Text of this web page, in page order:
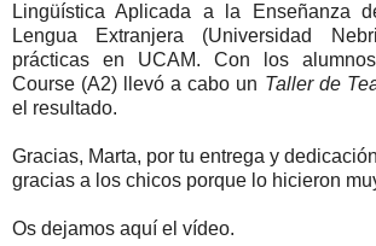
Lingüística Aplicada a la Enseñanza
Lengua Extranjera (Universidad
prácticas en UCAM. Con los
Course (A2) llevó a cabo un Taller de
el resultado.
Gracias, Marta, por tu entrega y
gracias a los chicos porque lo hicieron
Os dejamos aquí el vídeo.